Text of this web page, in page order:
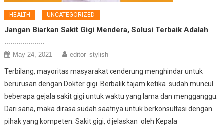
HEALTH UNCATEGORIZED
Jangan Biarkan Sakit Gigi Mendera, Solusi Terbaik Adalah
………………..
May 24, 2021 editor_stylish
Terbilang, mayoritas masyarakat cenderung menghindar untuk
berurusan dengan Dokter gigi. Berbalik tajam ketika sudah muncul
beberapa gejala sakit gigi untuk waktu yang lama dan mengganggu.
Dari sana, maka dirasa sudah saatnya untuk berkonsultasi dengan
pihak yang kompeten. Sakit gigi, dijelaskan oleh Kepala